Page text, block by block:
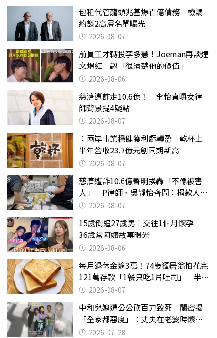
包租代管龍頭兆基爆百億債務 檢調
約談2高層名單曝光
2026-08-07
前員工才轉投李多慧！Joeman再談建
文爆紅 認「很清楚他的價值」
2026-08-06
慈濟遭詐走10.6億！ 李怡貞曝女律
師背景提4疑點
2026-08-07
：兩岸事業穩健獲利虧轉盈 乾杯上
半年營收23.7億元創同期新高
2026-08-07
慈濟遭詐10.6億聲明挨轟「不像被害
人」 P律師、吳靜怡齊問：捐款人有
權知道真相
2026-08-07
15歲倒追27歲男！交往1個月懷孕
36歲當阿嬤故事曝光
2026-08-06
每月退休金逾3萬！74歲獨居翁怕花完
121萬存款「1餐只吃1片吐司」 半年
後暴瘦嚇壞女兒
2026-08-07
中和兒媳遭公公砍百刀致死 閨密揭
「全家都惡魔」：丈夫在老婆時懷孕
摔東西
2026-07-28